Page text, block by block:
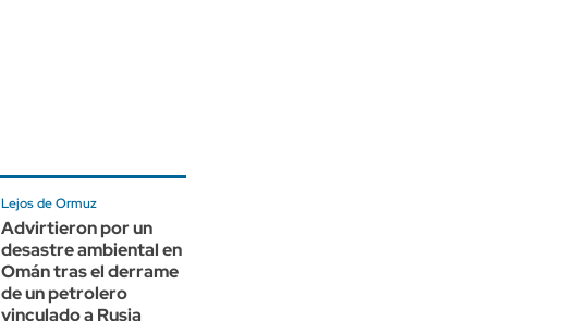
Lejos de Ormuz
Advirtieron por un
desastre ambiental en
Omán tras el derrame
de un petrolero
vinculado a Rusia